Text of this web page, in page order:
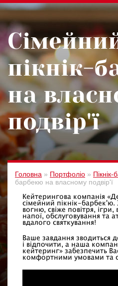
пікнік-
на
подвір'ї
Головна » Портфоліо »
барбекю на власному подвір'ї
Кейтерингова компанія
сімейний пікнік-
вогню, свіже повітря, ігри,
напої, обслуговування та
вдалого святкування!
Ваше завдання зводиться
і відпочити, а наша
кейтеринг» забезпечить
комфортними умовами та